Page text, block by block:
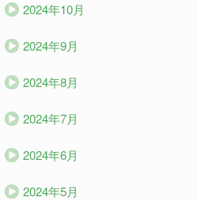
2024年10月
2024年9月
2024年8月
2024年7月
2024年6月
2024年5月